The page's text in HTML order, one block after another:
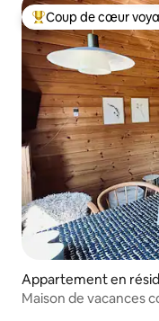
Coups de cœur
Coup de cœur
Appartement en
Maison de vacances